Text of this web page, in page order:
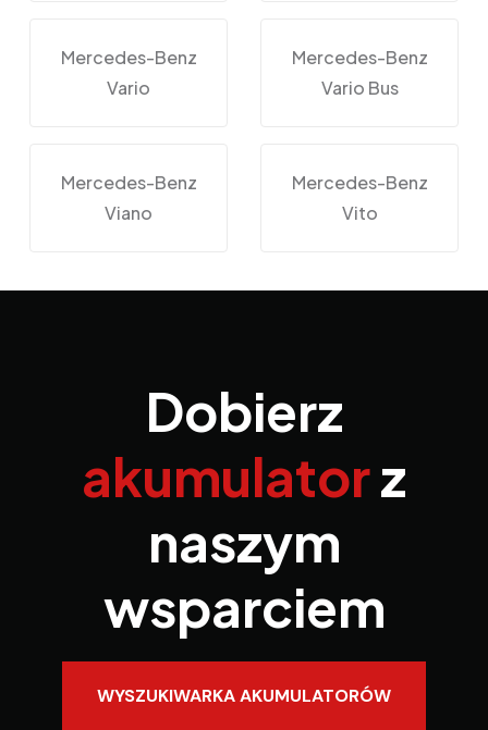
Mercedes-Benz
Vario
Mercedes-Benz
Vario Bus
Mercedes-Benz
Viano
Mercedes-Benz
Vito
Dobierz
akumulatorz
naszym
wsparciem
WYSZUKIWARKA AKUMULATORÓW